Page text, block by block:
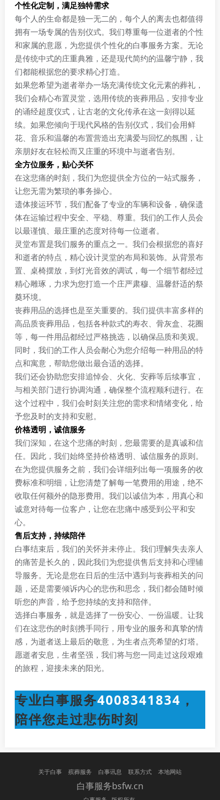
个性化定制，满足独特需求
每个人的生命都是独一无二的，每个人的离去也都值得
拥有一场专属的告别仪式。我们尊重每一位逝者的个性
和家属的意愿，为您提供个性化的白事服务方案。无论
是传统中式的庄重典雅，还是现代简约的温馨宁静，我
们都能根据您的要求精心打造。
如果您希望为逝者举办一场充满传统文化元素的葬礼，
我们会精心布置灵堂，选用传统的丧葬用品，安排专业
的诵经超度仪式，让古老的文化传承在这一刻得以延
续。如果您倾向于现代风格的告别仪式，我们会用鲜
花、音乐和温馨的布置营造出充满爱与回忆的氛围，让
亲朋好友在轻松而又庄重的环境中与逝者告别。
全方位服务，贴心关怀
在这悲痛的时刻，我们为您提供全方位的一站式服务，
让您无需为繁琐的事务操心。
遗体接运环节，我们配备了专业的车辆和设备，确保遗
体在运输过程中安全、平稳、尊重。我们的工作人员会
以最谨慎、最庄重的态度对待每一位逝者。
灵堂布置是我们服务的重点之一。我们会根据您的喜好
和逝者的特点，精心设计灵堂的布局和装饰。从背景布
置、桌椅摆放，到灯光音效的调试，每一个细节都经过
精心雕琢，力求为您打造一个庄严肃穆、温馨舒适的祭
奠环境。
丧葬用品的选择也是至关重要的。我们提供丰富多样的
高品质丧葬用品，包括各种款式的寿衣、骨灰盒、花圈
等，每一件用品都经过严格挑选，以确保品质和美观。
同时，我们的工作人员会耐心为您介绍每一种用品的特
点和寓意，帮助您做出最合适的选择。
我们还会协助您安排追悼会、火化、安葬等后续事宜，
与相关部门进行协调沟通，确保整个流程顺利进行。在
这个过程中，我们会时刻关注您的需求和情绪变化，给
予您及时的支持和安慰。
价格透明，诚信服务
我们深知，在这个悲痛的时刻，您最需要的是真诚和信
任。因此，我们始终坚持价格透明、诚信服务的原则。
在为您提供服务之前，我们会详细列出每一项服务的收
费标准和明细，让您清楚了解每一笔费用的用途，绝不
收取任何额外的隐形费用。我们以诚信为本，用真心和
诚意对待每一位客户，让您在悲痛中感受到公平和安
心。
售后支持，持续陪伴
白事结束后，我们的关怀并未停止。我们理解失去亲人
的痛苦是长久的，因此我们为您提供售后支持和心理辅
导服务。无论是您在日后的生活中遇到与丧葬相关的问
题，还是需要倾诉内心的悲伤和思念，我们都会随时倾
听您的声音，给予您持续的支持和陪伴。
选择白事服务，就是选择了一份安心、一份温暖。让我
们在这悲伤的时刻携手同行，用专业的服务和真挚的情
感，为逝者送上最后的敬意，为生者点亮希望的灯塔。
愿逝者安息，生者坚强，我们将与您一同走过这段艰难
的旅程，迎接未来的阳光。
专业白事服务4008341834 ，
陪伴您走过悲伤时刻
关于白事 殡葬服务 白事讯息 联系方式 本地网站
白事服务bsfw.cn